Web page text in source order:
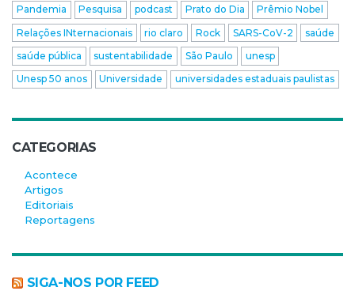
Pandemia
Pesquisa podcast Prato do Dia
Prêmio Nobel
Relações INternacionais
rio claro Rock SARS-CoV-2
saúde
saúde pública
sustentabilidade São Paulo
unesp
Unesp 50 anos
Universidade universidades estaduais paulistas
CATEGORIAS
Acontece
Artigos
Editoriais
Reportagens
SIGA-NOS POR FEED